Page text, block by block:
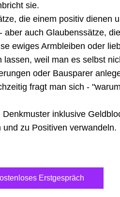
sie.
die einem positiv dienen
aber auch Glaubenssätze,
ewiges Armbleiben oder
weil man es selbst
oder Bausparer
fragt man sich -
inklusive
zu Positiven verwandeln.
Erstgespräch